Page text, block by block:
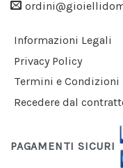
Informazioni Legali
Privacy Policy
Termini e Condizioni
Recedere dal
PAGAMENTI SICURI